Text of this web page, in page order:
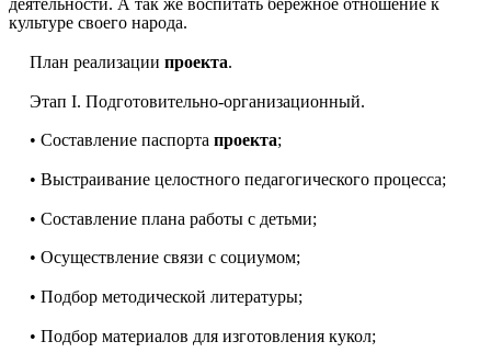
деятельности. А так же воспитать бережное отношение к
культуре своего народа.
План реализации проекта.
Этап I. Подготовительно-организационный.
• Составление паспорта проекта;
• Выстраивание целостного педагогического процесса;
• Составление плана работы с детьми;
• Осуществление связи с социумом;
• Подбор методической литературы;
• Подбор материалов для изготовления кукол;